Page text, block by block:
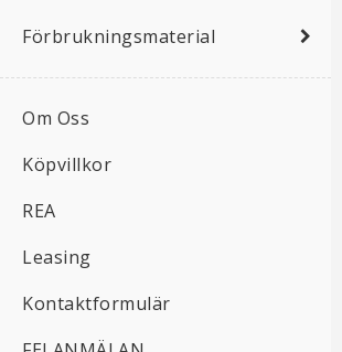
Förbrukningsmaterial
Om Oss
Köpvillkor
REA
Leasing
Kontaktformulär